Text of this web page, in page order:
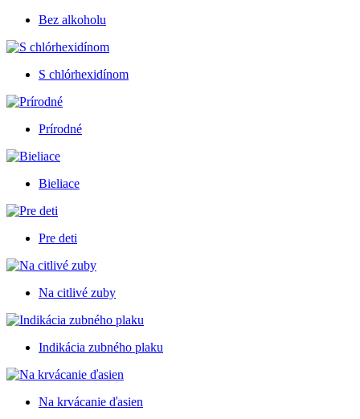
Bez alkoholu
S chlórhexidínom
Prírodné
Bieliace
Pre deti
Na citlivé zuby
Indikácia zubného plaku
Na krvácanie ďasien